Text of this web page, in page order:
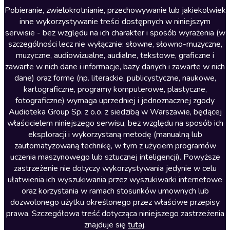
Literatura anglojęzyczna
Literatura faktu
Literatura obyczajowa
Literatura piękna obca
Literatura piękna polska
Nagrania relaksacyjne
Nauka języków
Nauki humanistyczne
Podcasty i audycje
Polityka
Prasa
Religia
Romans
Pobieranie, zwielokrotnianie, przechowywanie lub jakiekolwiek
inne wykorzystywanie treści dostępnych w niniejszym
serwisie - bez względu na ich charakter i sposób wyrażenia (w
szczególności lecz nie wyłącznie: słowne, słowno-muzyczne,
muzyczne, audiowizualne, audialne, tekstowe, graficzne i
zawarte w nich dane i informacje, bazy danych i zawarte w nich
dane) oraz formę (np. literackie, publicystyczne, naukowe,
kartograficzne, programy komputerowe, plastyczne,
fotograficzne) wymaga uprzedniej i jednoznacznej zgody
Audioteka Group Sp. z o.o. z siedzibą w Warszawie, będącej
właścicielem niniejszego serwisu, bez względu na sposób ich
eksploracji i wykorzystaną metodę (manualną lub
zautomatyzowaną technikę, w tym z użyciem programów
uczenia maszynowego lub sztucznej inteligencji). Powyższe
zastrzeżenie nie dotyczy wykorzystywania jedynie w celu
ułatwienia ich wyszukiwania przez wyszukiwarki internetowe
oraz korzystania w ramach stosunków umownych lub
dozwolonego użytku określonego przez właściwe przepisy
prawa. Szczegółowa treść dotycząca niniejszego zastrzeżenia
znajduje się tutaj.